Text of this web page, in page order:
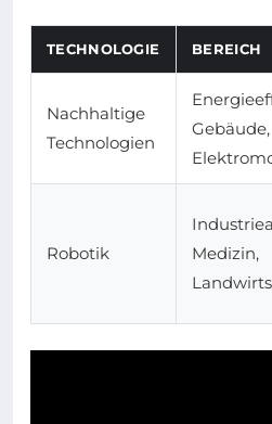
TECHNOLOGIE BEREICH
Nachhaltige
Technologien
Gebäude,
Robotik
Medizin,